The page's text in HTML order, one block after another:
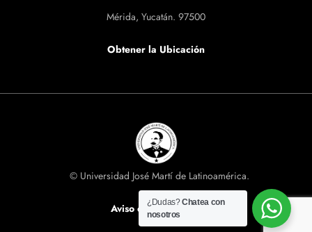
Mérida, Yucatán. 97500
Obtener la Ubicación
© Universidad José Martí de Latinoamérica.
Aviso de privacidad
¿Dudas?Chatea con
nosotros